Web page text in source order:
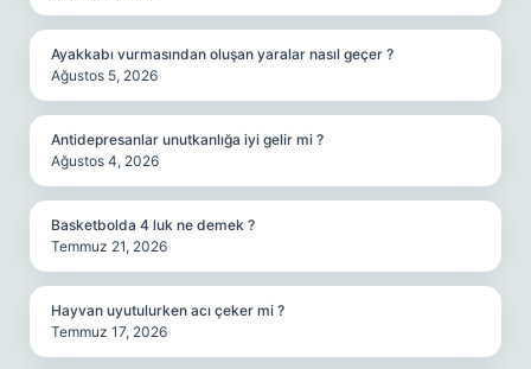
Ayakkabı vurmasından oluşan yaralar nasıl geçer ?
Ağustos 5, 2026
Antidepresanlar unutkanlığa iyi gelir mi ?
Ağustos 4, 2026
Basketbolda 4 luk ne demek ?
Temmuz 21, 2026
Hayvan uyutulurken acı çeker mi ?
Temmuz 17, 2026